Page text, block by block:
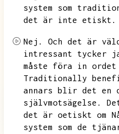
system som
det är inte etiskt.
Nej. Och det är
intressant tycker
måste föra in
Traditionally
annars blir det en
självmotsägelse.
det är oetiskt om
system som de